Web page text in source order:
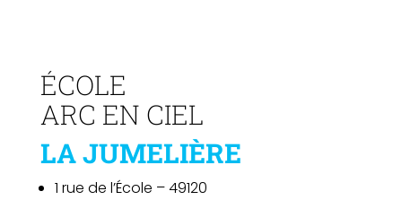
ÉCOLE
ARC EN CIEL
LA JUMELIÈRE
1 rue de l’École – 49120